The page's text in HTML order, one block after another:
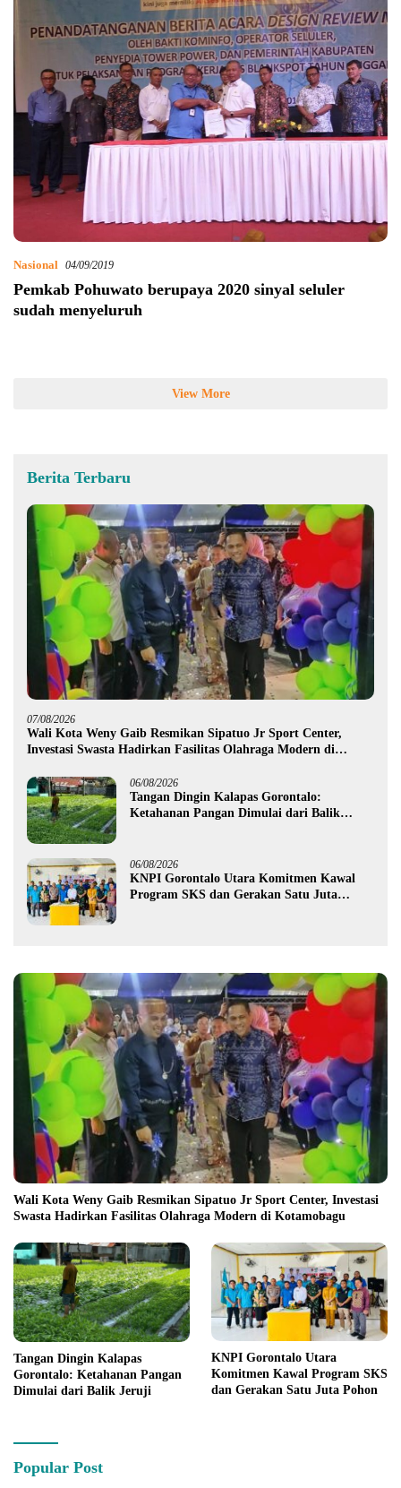
Nasional 04/09/2019
Pemkab Pohuwato berupaya 2020 sinyal seluler
sudah menyeluruh
View More
Berita Terbaru
07/08/2026
Wali Kota Weny Gaib Resmikan Sipatuo Jr Sport Center,
Investasi Swasta Hadirkan Fasilitas Olahraga Modern di
06/08/2026
Tangan Dingin Kalapas Gorontalo:
Ketahanan Pangan Dimulai dari Balik
06/08/2026
KNPI Gorontalo Utara Komitmen Kawal
Program SKS dan Gerakan Satu Juta
Wali Kota Weny Gaib Resmikan Sipatuo Jr Sport Center, Investasi
Swasta Hadirkan Fasilitas Olahraga Modern di Kotamobagu
Tangan Dingin Kalapas
Gorontalo: Ketahanan Pangan
Dimulai dari Balik Jeruji
KNPI Gorontalo Utara
Komitmen Kawal Program SKS
dan Gerakan Satu Juta Pohon
Popular Post